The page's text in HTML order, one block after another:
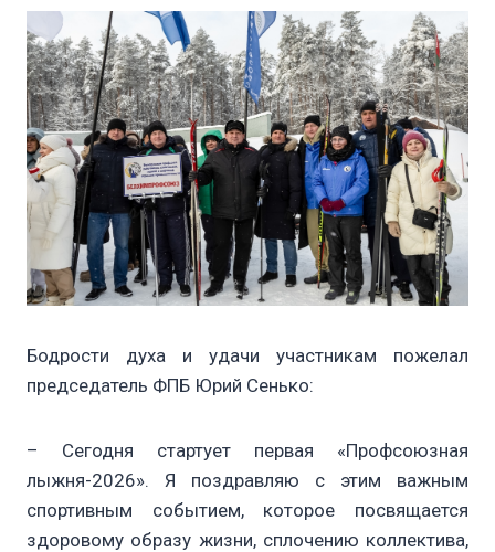
Бодрости духа и удачи участникам пожелал
председатель ФПБ Юрий Сенько:
– Сегодня стартует первая «Профсоюзная
лыжня-2026». Я поздравляю с этим важным
спортивным событием, которое посвящается
здоровому образу жизни, сплочению коллектива,